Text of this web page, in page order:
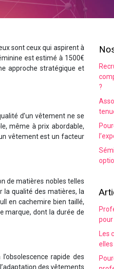
sont ceux qui aspirent à
est estimé à 1500€
approche stratégique et
d’un vêtement ne se
même à prix abordable,
vêtement est un facteur
de matières nobles telles
la qualité des matières, la
en cachemire bien taillé,
marque, dont la durée de
rapide des
des vêtements
?
pour